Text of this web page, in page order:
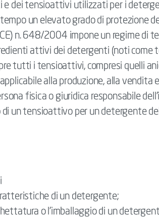
e dei tensioattivi utilizzati per i
un elevato grado di protezione
n. 648/2004 impone un regime di
attivi dei detergenti (noti come
tutti i tensioattivi, compresi quelli
alla produzione, alla vendita
fisica o giuridica responsabile
di un tensioattivo per un detergente
di un detergente;
o l'imballaggio di un